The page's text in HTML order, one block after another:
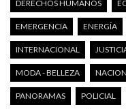
DERECHOS HUMANOS
EMERGENCIA ENERGÍA
INTERNACIONAL
MODA - BELLEZA
PANORAMAS POLICIAL